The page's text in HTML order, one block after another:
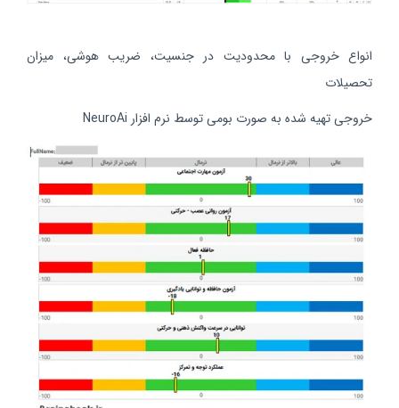
انواع خروجی با محدودیت در جنسیت، ضریب هوشی، میزان
تحصیلات
خروجی تهیه شده به صورت بومی توسط نرم افزار NeuroAi